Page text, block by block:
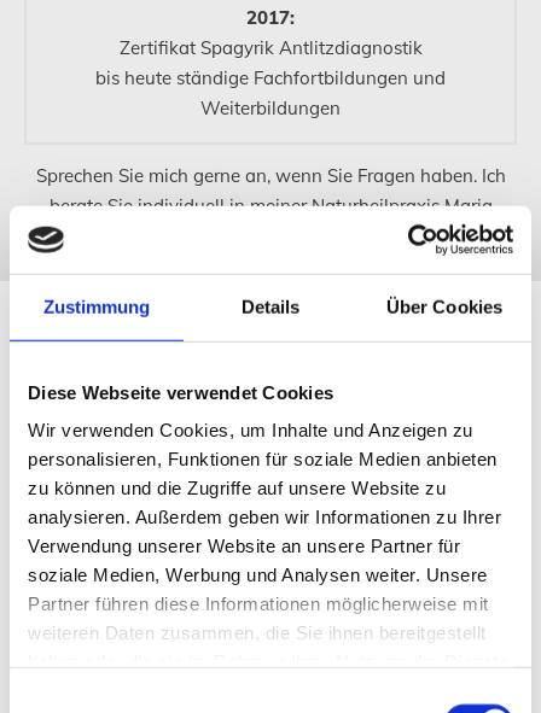
Zustimmung Details Über Cookies
Diese Webseite verwendet Cookies
Wir verwenden Cookies, um Inhalte und Anzeigen zu
personalisieren, Funktionen für soziale Medien anbieten
zu können und die Zugriffe auf unsere Website zu
analysieren. Außerdem geben wir Informationen zu Ihrer
Verwendung unserer Website an unsere Partner für
soziale Medien, Werbung und Analysen weiter. Unsere
Partner führen diese Informationen möglicherweise mit
weiteren Daten zusammen, die Sie ihnen bereitgestellt
2017:
Zertifikat Spagyrik Antlitzdiagnostik
bis heute ständige Fachfortbildungen und
Weiterbildungen
Sprechen Sie mich gerne an, wenn Sie Fragen haben. Ich
berate Sie individuell in meiner Naturheilpraxis Maria
Die Spezialisierungen meiner
Ich kann Ihnen vielfältige Therapien und Behandlungen
anbieten. Insbesondere bin ich Ihre kompetente
Ansprechpartnerin rund um das Thema Homöopathie und
weitere Therapien wie:
Komplexmittel-Homöopathie
Orthomolekulare Therapie